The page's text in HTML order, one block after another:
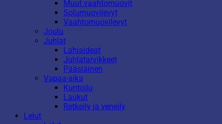
Muut vaahtomuovit
Solumuovilevyt
Vaahtomuovilevyt
Joulu
Juhlat
Lahjaideat
Juhlatarvikkeet
Pääsiäinen
Vapaa-aika
Kuntoilu
Laukut
Retkeily ja veneily
Lelut